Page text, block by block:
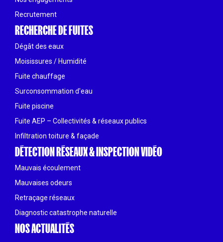
Recrutement
RECHERCHE DE FUITES
Dégât des eaux
Moisissures / Humidité
Fuite chauffage
Surconsommation d'eau
Fuite piscine
Fuite AEP – Collectivités & réseaux publics
Infiltration toiture & façade
DÉTECTION RÉSEAUX & INSPECTION VIDÉO
Mauvais écoulement
Mauvaises odeurs
Retraçage réseaux
Diagnostic catastrophe naturelle
NOS ACTUALITÉS